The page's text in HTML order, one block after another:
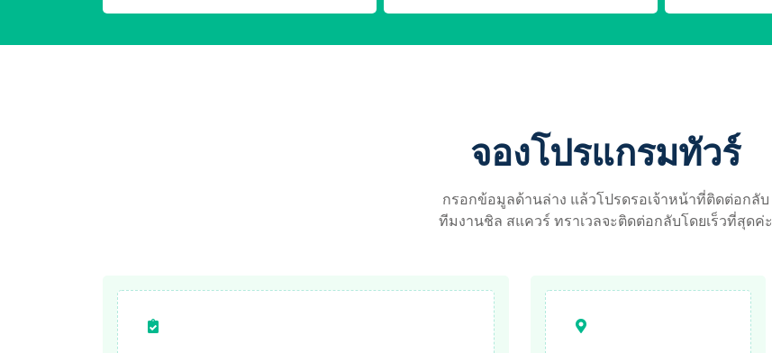
จองโปรแกรมทัวร์
กรอกข้อมูลด้านล่าง แล้วโปรดรอเจ้าหน้าที่ติดต่อกลับ
ทีมงานชิล สแควร์ ทราเวลจะติดต่อกลับโดยเร็วที่สุดค่ะ